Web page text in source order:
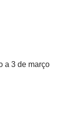
a 3 de março